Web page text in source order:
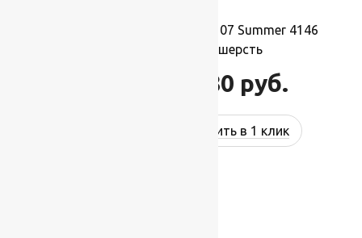
Ковер шерстяной Прямой 107 Summer 4146
1,70×2,40 м, 100% шерсть
44 880 руб.
Купить в 1 клик